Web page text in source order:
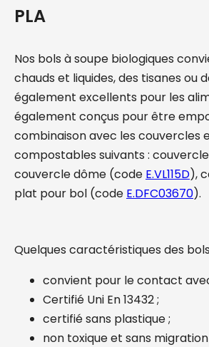
PLA
Nos bols à soupe biologiques
chauds et liquides, des tisanes ou
également excellents pour les
également conçus pour être
combinaison avec les
compostables suivants :
couvercle dôme (code E.VL115D),
plat pour bol (code E.DFC03670).
Quelques caractéristiques des
convient pour le contact
Certifié Uni En 13432 ;
certifié sans plastique ;
non toxique et sans